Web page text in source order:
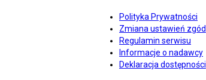
Polityka Prywatności
Zmiana ustawień zgód
Regulamin serwisu
Informacje o nadawcy
Deklaracja dostępności